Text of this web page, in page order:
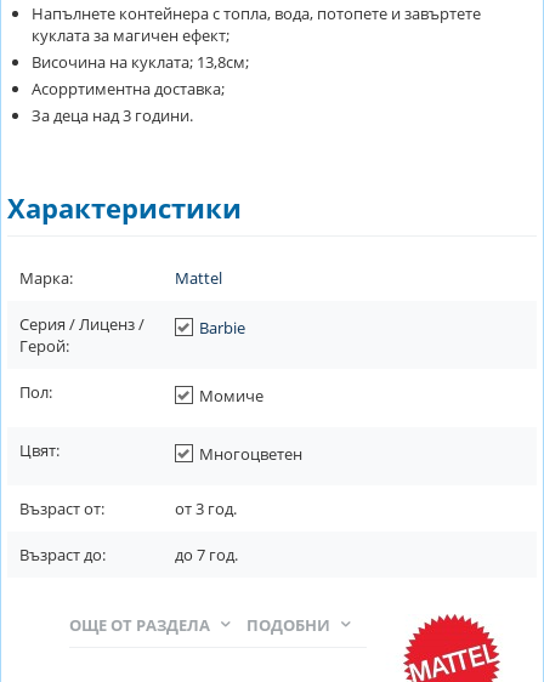
Напълнете контейнера с топла, вода, потопете и завъртете
куклата за магичен ефект;
Височина на куклата; 13,8см;
Асорртиментна доставка;
За деца над 3 години.
Характеристики
Марка: Mattel
Серия / Лиценз /
Герой:
Barbie
Пол: Момиче
Цвят: Многоцветен
Възраст от: от3 год.
Възраст до: до 7 год.
ПОДОБНИ
ОЩЕ ОТ РАЗДЕЛА